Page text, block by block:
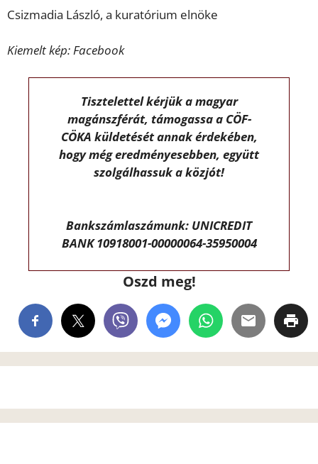
Csizmadia László, a kuratórium elnöke
Kiemelt kép: Facebook
Tisztelettel kérjük a magyar
magánszférát, támogassa a CÖF-
CÖKA küldetését annak érdekében,
hogy még eredményesebben, együtt
szolgálhassuk a közjót!
Bankszámlaszámunk: UNICREDIT
BANK 10918001-00000064-35950004
Oszd meg!